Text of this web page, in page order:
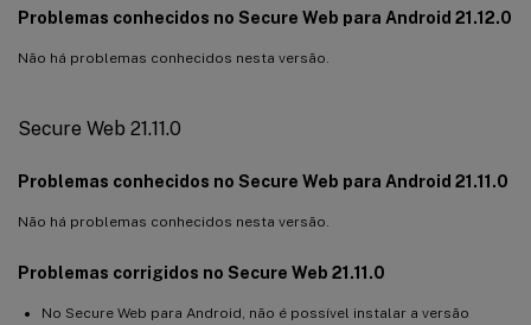
Problemas conhecidos no Secure Web para Android 21.12.0
Não há problemas conhecidos nesta versão.
Secure Web 21.11.0
Problemas conhecidos no Secure Web para Android 21.11.0
Não há problemas conhecidos nesta versão.
Problemas corrigidos no Secure Web 21.11.0
No Secure Web para Android, não é possível instalar a versão